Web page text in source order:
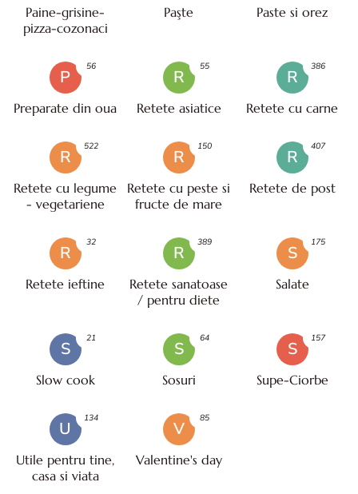
Paine-grisine-
pizza-cozonaci
Paşte Paste si orez
P
Preparate din oua
56
R
Retete asiatice
55
R
Retete cu carne
386
R
Retete cu legume
- vegetariene
522
R
Retete cu peste si
fructe de mare
150
R
Retete de post
407
R
Retete ieftine
32
R
Retete sanatoase
/ pentru diete
389
S
Salate
175
S
Slow cook
21
S
Sosuri
64
S
Supe-Ciorbe
157
U
Utile pentru tine,
casa si viata
134
V
Valentine's day
85